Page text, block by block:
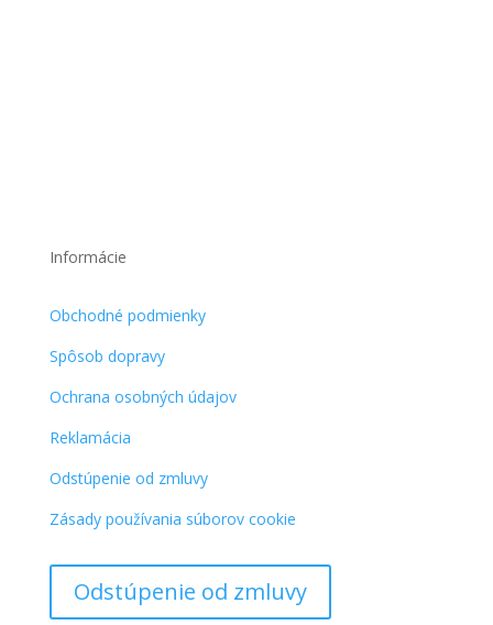
Informácie
Obchodné podmienky
Spôsob dopravy
Ochrana osobných údajov
Reklamácia
Odstúpenie od zmluvy
Zásady používania súborov cookie
Odstúpenie od zmluvy